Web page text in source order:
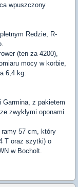
wpuszczony
Redzie, R-
(ten za 4200),
mocy w korbie,
6,4 kg:
Garmina, z pakietem
zwykłymi oponami
ramy 57 cm, który
T oraz szytki) o
w Bocholt.